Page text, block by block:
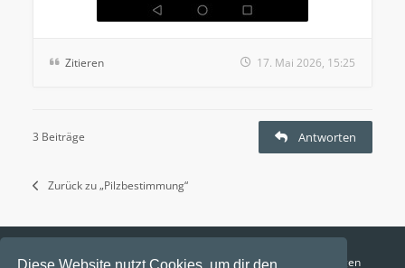
Diese Website nutzt Cookies, um dir den
Zitieren 17. Mai 2026, 15:25
3 Beiträge Antworten
Zurück zu „Pilzbestimmung“
Funga Austria FAQ Datenschutz Nutzungsbedingungen